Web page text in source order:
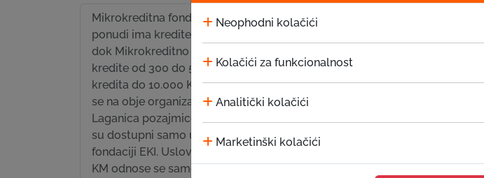
Neophodni kolačići
Kolačići za funkcionalnost
Analitički kolačići
Marketinški kolačići
Mikrokreditna fondacija EKI u svojoj
ponudi ima kredite od 300 do 10.000 KM,
dok Mikrokreditno društvo EKI nudi
kredite od 300 do 50.000 KM. Svi uslovi
kredita do 10.000 KM su identični i odnose
se na obje organizacije, osim uslova
Laganica pozajmice i Startup kredita koji
su dostupni samo u Mikrokreditnoj
fondaciji EKI. Uslovi kredita preko 10.000
KM odnose se samo na Mikrokreditno
Tabela sa pregledom rata: